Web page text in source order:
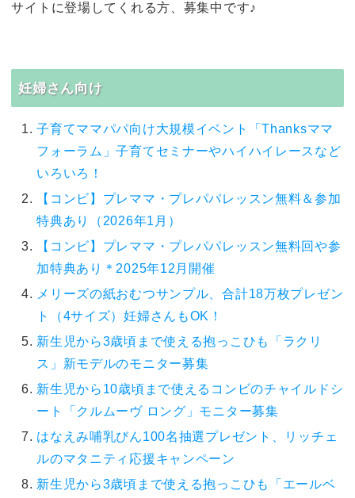
サイトに登場してくれる方、募集中です♪
妊婦さん向け
子育てママパパ向け大規模イベント「Thanksママ
フォーラム」子育てセミナーやハイハイレースなど
いろいろ！
【コンビ】プレママ・プレパパレッスン無料＆参加
特典あり（2026年1月）
【コンビ】プレママ・プレパパレッスン無料回や参
加特典あり＊2025年12月開催
メリーズの紙おむつサンプル、合計18万枚プレゼン
ト（4サイズ）妊婦さんもOK！
新生児から3歳頃まで使える抱っこひも「ラクリ
ス」新モデルのモニター募集
新生児から10歳頃まで使えるコンビのチャイルドシ
ート「クルムーヴ ロング」モニター募集
はなえみ哺乳びん100名抽選プレゼント、リッチェ
ルのマタニティ応援キャンペーン
新生児から3歳頃まで使える抱っこひも「エールベ